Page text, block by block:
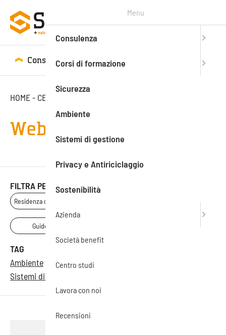
Consulenza Corsi di formazione
HOME- CENTRO STUDI
Webinar
FILTRA PER
Residenza d'artista
Guide
TAG
Ambiente
Formazione
Sistemi di gestione
Menu
Consulenza
Corsi di formazione
Sicurezza
Ambiente
Sistemi di gestione
Privacy e Antiriciclaggio
Sostenibilità
Azienda
Società benefit
Centro studi
Lavora con noi
Recensioni